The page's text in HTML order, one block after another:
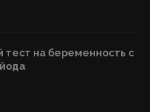
на беременность с